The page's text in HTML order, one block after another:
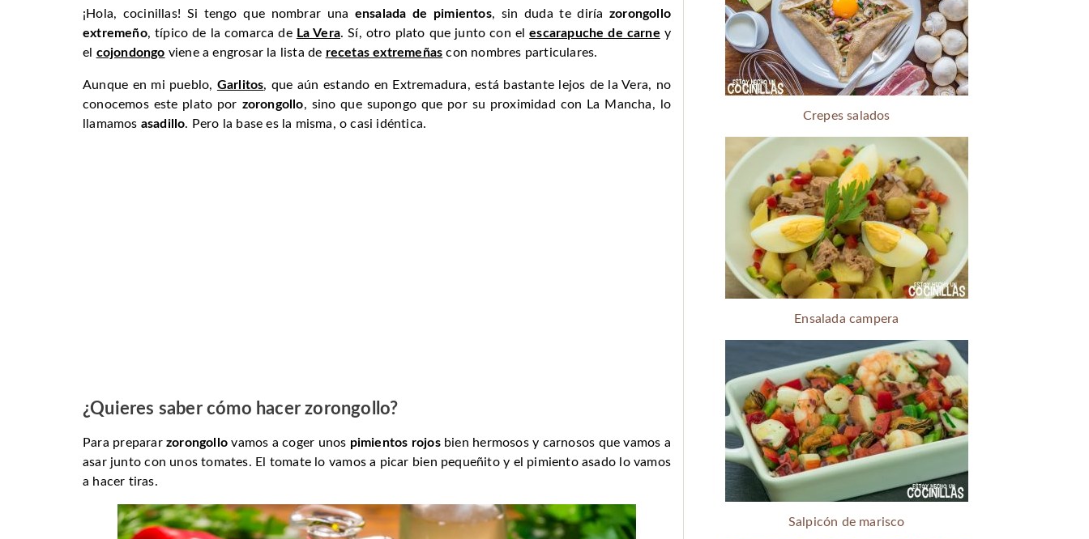
¡Hola, cocinillas! Si tengo que nombrar una ensalada de pimientos, sin duda te diría zorongollo
extremeño, típico de la comarca de La Vera. Sí, otro plato que junto con elescarapuche de carne y
el cojondongo viene a engrosar la lista de recetas extremeñas con nombres particulares.
Aunque en mi pueblo, Garlitos, que aún estando en Extremadura, está bastante lejos de la Vera, no
conocemos este plato por zorongollo, sino que supongo que por su proximidad con La Mancha, lo
llamamos asadillo. Pero la base es la misma, o casi idéntica.
¿Quieres saber cómo hacer zorongollo?
Para prepararzorongollo vamos a coger unos pimientos rojosbien hermosos y carnosos que vamos a
asar junto con unos tomates. El tomate lo vamos a picar bien pequeñito y el pimiento asado lo vamos
a hacer tiras.
Crepes salados
Ensalada campera
Salpicón de marisco